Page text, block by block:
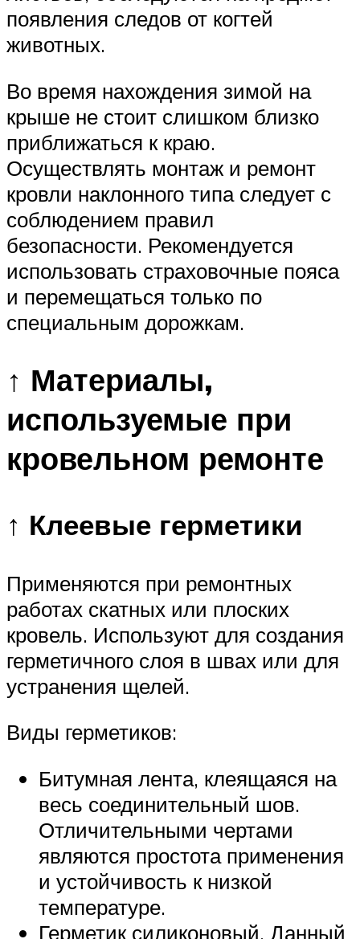
появления следов от когтей
животных.
Во время нахождения зимой на
крыше не стоит слишком близко
приближаться к краю.
Осуществлять монтаж и ремонт
кровли наклонного типа следует с
соблюдением правил
безопасности. Рекомендуется
использовать страховочные пояса
и перемещаться только по
специальным дорожкам.
↑ Материалы,
используемые при
кровельном ремонте
↑ Клеевые герметики
Применяются при ремонтных
работах скатных или плоских
кровель. Используют для создания
герметичного слоя в швах или для
устранения щелей.
Виды герметиков:
Битумная лента, клеящаяся на
весь соединительный шов.
Отличительными чертами
являются простота применения
и устойчивость к низкой
температуре.
Герметик силиконовый. Данный